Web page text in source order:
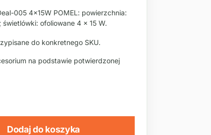
005 4x15W POMEL: powierzchnia:
ofoliowane 4 × 15 W.
do konkretnego SKU.
na podstawie potwierdzonej
Dodaj do koszyka